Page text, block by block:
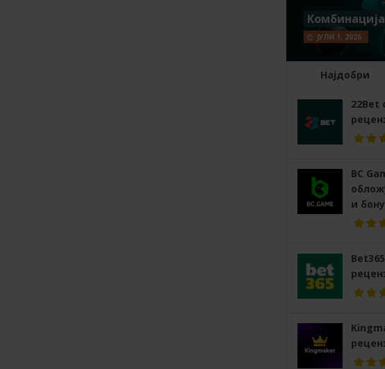
ЈУЛИ 1, 2026
Најдобри
22Bet
BC
и